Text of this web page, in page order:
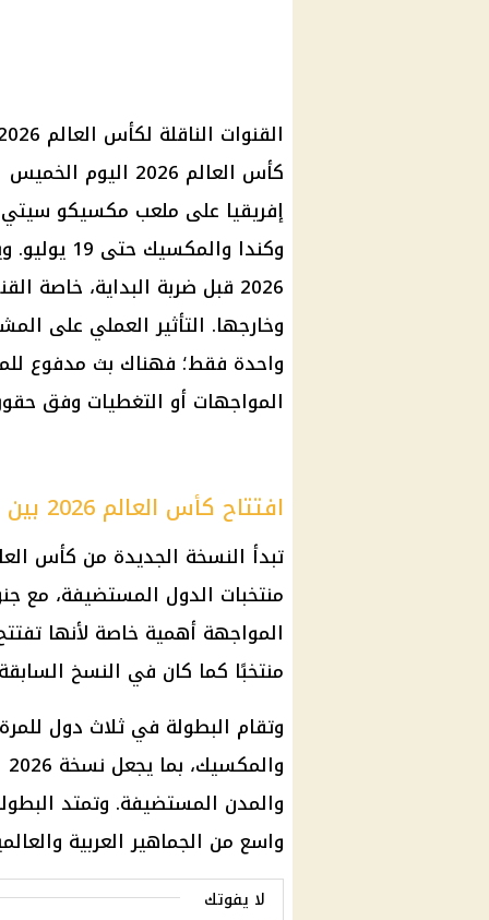
إفريقيا على ملعب مكسيكو
وكندا
2026 قبل ضربة البداية،
وخارجها. التأثير العملي على
واحدة فقط؛ فهناك بث مدفوع
المواجهات أو التغطيات وفق
افتتاح كأس العالم 2026 بين المكسيك وجنوب إفريقيا
تبدأ النسخة الجديدة من كأس
منتخبات الدول المستضيفة، مع
منتخبًا كما كان في النسخ
وتقام البطولة في ثلاث دول
واسع من الجماهير العربية
لا يفوتك